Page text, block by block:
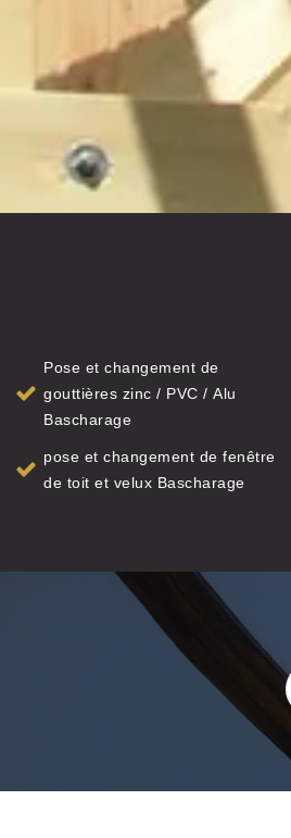
Pose et changement de
gouttières zinc / PVC / Alu
Bascharage
pose et changement de fenêtre
de toit et velux Bascharage